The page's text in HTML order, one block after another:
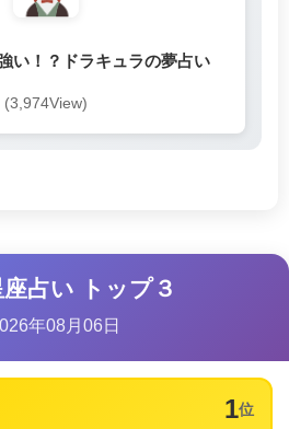
い！？ドラキュラの夢占い
(3,974View)
占い トップ３
年08月06日
1位